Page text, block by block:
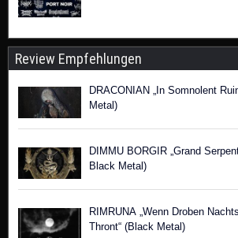
Review Empfehlungen
DRACONIAN „In Somnolent
Metal)
DIMMU BORGIR „Grand
Black Metal)
RIMRUNA „Wenn Droben
Thront“ (Black Metal)